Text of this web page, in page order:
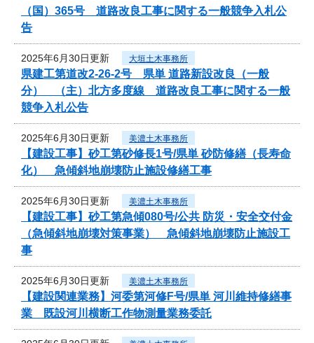
（国）365号 道路改良工事に関する一般競争入札公
告
2025年6月30日更新 大垣土木事務所
県建工第道改2-26-2号 県単 道路新設改良（一般
分） （主）北方多度線 道路改良工事に関する一般
競争入札公告
2025年6月30日更新 美濃土木事務所
【建設工事】砂工第砂修長1号/県単 砂防修繕（長寿命
化） 急傾斜地崩壊防止施設修繕工事
2025年6月30日更新 美濃土木事務所
【建設工事】砂工第急傾080号/公共 防災・安全交付金
（急傾斜地崩壊対策事業） 急傾斜地崩壊防止施設工
事
2025年6月30日更新 美濃土木事務所
【建設関連業務】河委第河修F号/県単 河川維持修繕事
業 既設河川横断工作物測量業務委託